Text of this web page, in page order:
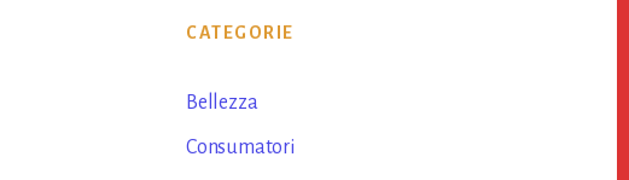
CATEGORIE
Bellezza
Consumatori